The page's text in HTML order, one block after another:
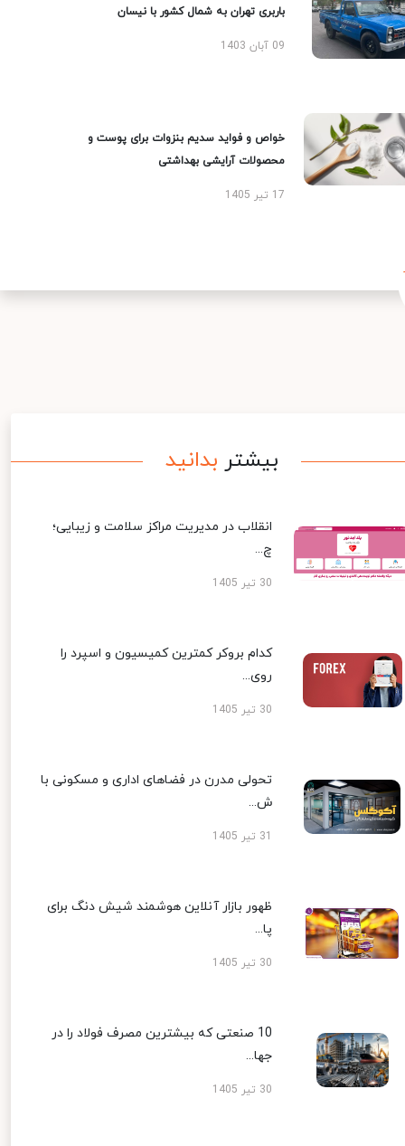
باربری تهران به شمال کشور با نیسان
09 آبان 1403
خواص و فواید سدیم بنزوات برای پوست و
محصولات آرایشی بهداشتی
17 تیر 1405
بیشتر بدانید
انقلاب در مدیریت مراکز سلامت و زیبایی؛
چ...
30 تیر 1405
کدام بروکر کمترین کمیسیون و اسپرد را
روی...
30 تیر 1405
تحولی مدرن در فضاهای اداری و مسکونی با
ش...
ظهور بازار آنلاین هوشمند شیش دنگ برای
پا...
30 تیر 1405
10 صنعتی که بیشترین مصرف فولاد را در
جها...
30 تیر 1405